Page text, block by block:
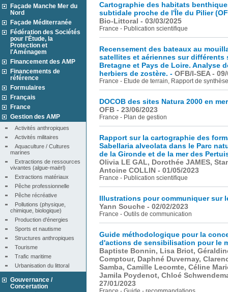
Façade Manche Mer du
Nord
Façade Méditerranée
Fédération des Sociétés
pour l'Étude, la
Protection et
l'Aménagem
Financement des AMP
Financements de
référence
Formulaires
Français
France
Gestion des AMP
Activités anthropiques
Activités militaires
Aquaculture / Cultures
marines
Extractions de ressources
vivantes (algue-maërl)
Extractions matériaux
Pêche professionnelle
Pêche récréative
Pollutions (physique,
chimique, biologique)
Production d'énergies
Sports et nautisme
Structures anthropiques
Tourisme
Trafic maritime
Urbanisation du littoral
Gouvernance /
Concertation
Cartographie des habitats
subtidale proche de l'Île du Pilier
Bio-Littoral - 03/03/2025
France - Publication scientifique
Recensement des bateaux au
satellites et aériennes sur différents
Bretagne et Pays de Loire. Analyse
herbiers de zostère. - OFB/I-SEA -
France - Etude de terrain, Rapport de synthèse
DOCOB des sites Natura 2000 en
OFB - 23/06/2023
France - Plan de gestion
Rapport sur la cartographie des
Sabellaria alveolata dans le Parc
de la Gironde et de la mer des
Olivia LE GAL, Dorothée JAMES,
Antoine COLLIN - 01/05/2023
France - Publication scientifique
Illustrations pour communiquer sur
Yann Souche - 02/02/2023
France - Outils de communication
Guide méthodologique pour la
d'actions de sensibilisation pour le
Baptiste Bonnin, Lisa Briot,
Comptour, Daphné Duvernay,
Samba, Camille Lecomte, Céline
Jamila Poydenot, Chloé
27/01/2023